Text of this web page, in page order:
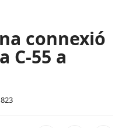
connexió
C-55 a